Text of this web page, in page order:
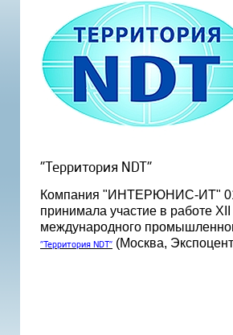
"Территория NDT"
Компания "ИНТЕРЮНИС-ИТ"
принимала участие в работе XII
международного
"Территория NDT" (Москва,